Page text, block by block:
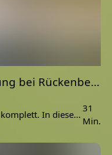
30 Min Yoga zur Linderung bei Rückenbeschwerden, Hexenschuss & ISG
zack – der untere Rücken blockiert komplett. In diesem 30-minütigen SOS-Video zeige ich dir eine extrem sanfte Routine ...
31
Min.